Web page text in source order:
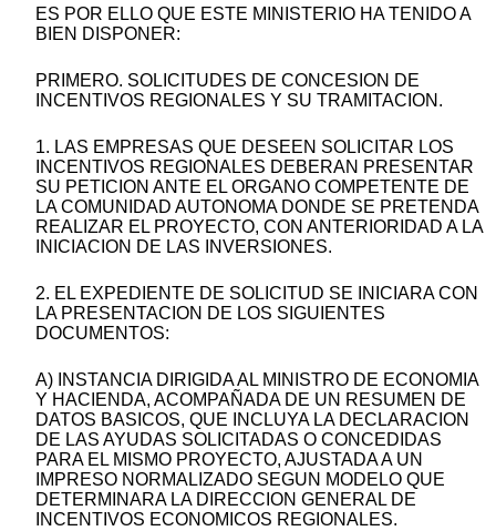
ES POR ELLO QUE ESTE MINISTERIO HA TENIDO A
BIEN DISPONER:
PRIMERO. SOLICITUDES DE CONCESION DE
INCENTIVOS REGIONALES Y SU TRAMITACION.
1. LAS EMPRESAS QUE DESEEN SOLICITAR LOS
INCENTIVOS REGIONALES DEBERAN PRESENTAR
SU PETICION ANTE EL ORGANO COMPETENTE DE
LA COMUNIDAD AUTONOMA DONDE SE PRETENDA
REALIZAR EL PROYECTO, CON ANTERIORIDAD A LA
INICIACION DE LAS INVERSIONES.
2. EL EXPEDIENTE DE SOLICITUD SE INICIARA CON
LA PRESENTACION DE LOS SIGUIENTES
DOCUMENTOS:
A) INSTANCIA DIRIGIDA AL MINISTRO DE ECONOMIA
Y HACIENDA, ACOMPAÑADA DE UN RESUMEN DE
DATOS BASICOS, QUE INCLUYA LA DECLARACION
DE LAS AYUDAS SOLICITADAS O CONCEDIDAS
PARA EL MISMO PROYECTO, AJUSTADA A UN
IMPRESO NORMALIZADO SEGUN MODELO QUE
DETERMINARA LA DIRECCION GENERAL DE
INCENTIVOS ECONOMICOS REGIONALES.